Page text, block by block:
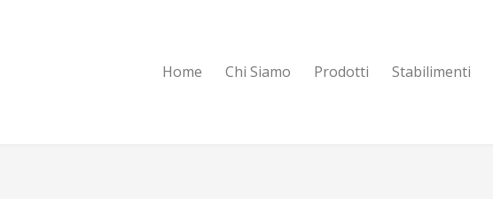
Home Chi Siamo Prodotti Stabilimenti